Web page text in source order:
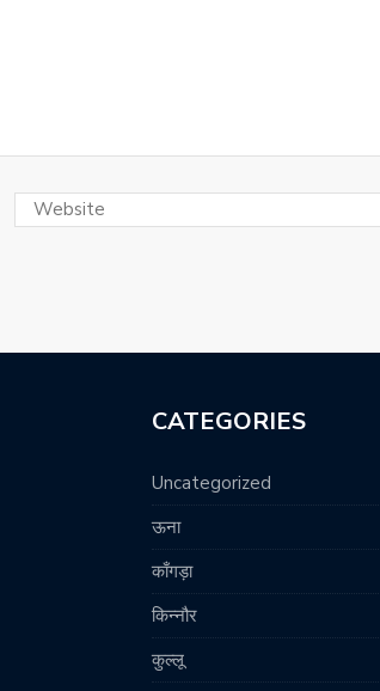
CATEGORIES
Uncategorized
ऊना
काँगड़ा
किन्नौर
कुल्लू